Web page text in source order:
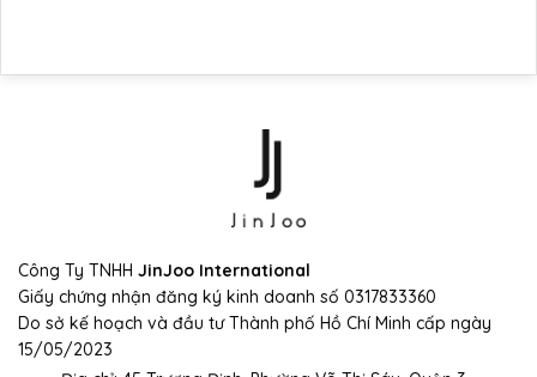
Công Ty TNHH JinJoo International
Giấy chứng nhận đăng ký kinh doanh số 0317833360
Do sở kế hoạch và đầu tư Thành phố Hồ Chí Minh cấp ngày
15/05/2023